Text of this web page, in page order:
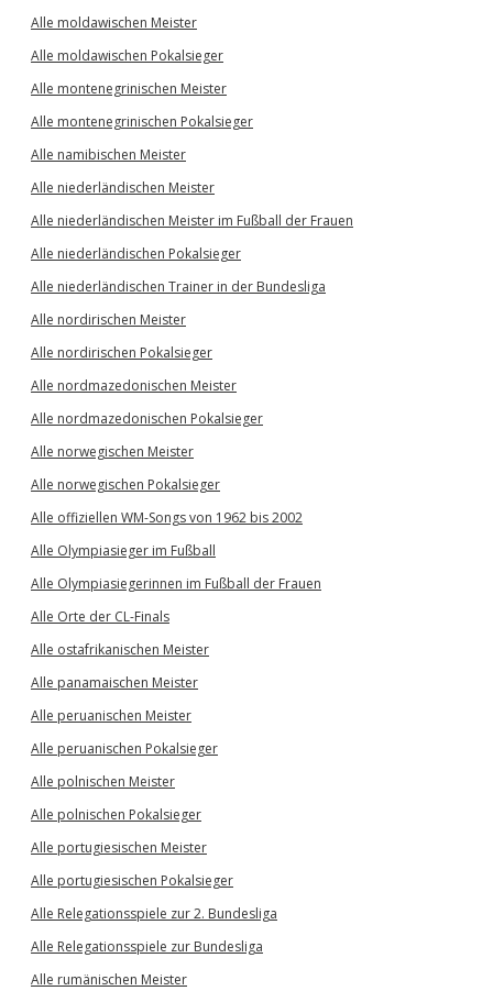
Alle moldawischen Meister
Alle moldawischen Pokalsieger
Alle montenegrinischen Meister
Alle montenegrinischen Pokalsieger
Alle namibischen Meister
Alle niederländischen Meister
Alle niederländischen Meister im Fußball der Frauen
Alle niederländischen Pokalsieger
Alle niederländischen Trainer in der Bundesliga
Alle nordirischen Meister
Alle nordirischen Pokalsieger
Alle nordmazedonischen Meister
Alle nordmazedonischen Pokalsieger
Alle norwegischen Meister
Alle norwegischen Pokalsieger
Alle offiziellen WM-Songs von 1962 bis 2002
Alle Olympiasieger im Fußball
Alle Olympiasiegerinnen im Fußball der Frauen
Alle Orte der CL-Finals
Alle ostafrikanischen Meister
Alle panamaischen Meister
Alle peruanischen Meister
Alle peruanischen Pokalsieger
Alle polnischen Meister
Alle polnischen Pokalsieger
Alle portugiesischen Meister
Alle portugiesischen Pokalsieger
Alle Relegationsspiele zur 2. Bundesliga
Alle Relegationsspiele zur Bundesliga
Alle rumänischen Meister